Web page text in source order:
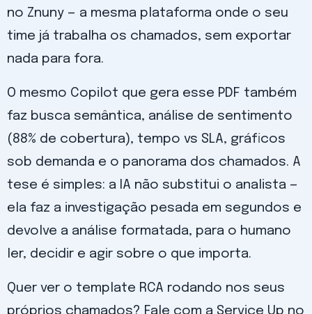
no Znuny — a mesma plataforma onde o seu
time já trabalha os chamados, sem exportar
nada para fora.
O mesmo Copilot que gera esse PDF também
faz busca semântica, análise de sentimento
(88% de cobertura), tempo vs SLA, gráficos
sob demanda e o panorama dos chamados. A
tese é simples: a IA não substitui o analista —
ela faz a investigação pesada em segundos e
devolve a análise formatada, para o humano
ler, decidir e agir sobre o que importa.
Quer ver o template RCA rodando nos seus
próprios chamados? Fale com a Service Up no